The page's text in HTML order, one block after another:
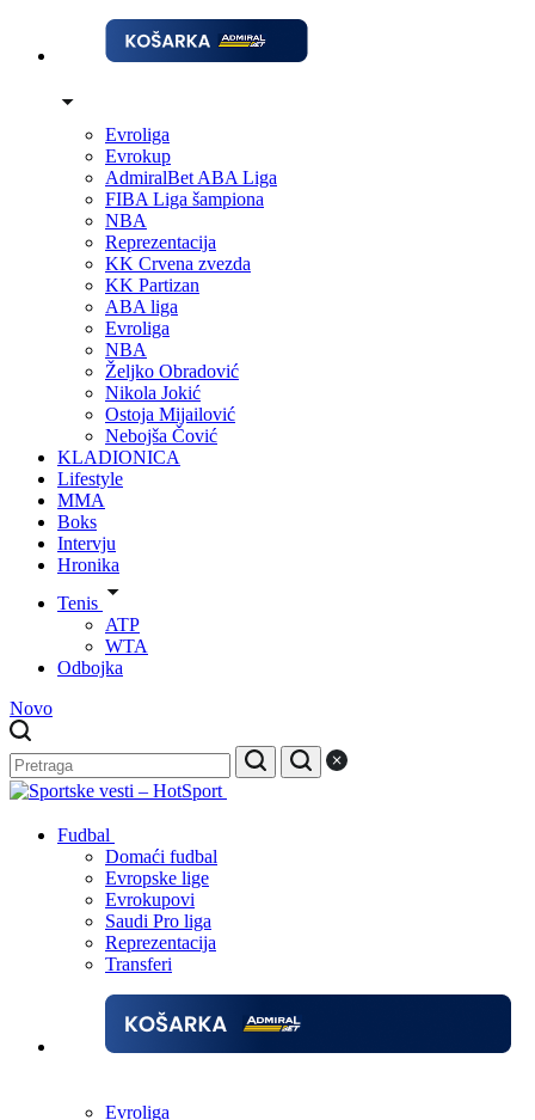
Evroliga
Evrokup
AdmiralBet ABA Liga
FIBA Liga šampiona
NBA
Reprezentacija
KK Crvena zvezda
KK Partizan
ABA liga
Evroliga
NBA
Željko Obradović
Nikola Jokić
Ostoja Mijailović
Nebojša Čović
KLADIONICA
Lifestyle
MMA
Boks
Intervju
Hronika
Tenis
ATP
WTA
Odbojka
Novo
Fudbal
Domaći fudbal
Evropske lige
Evrokupovi
Saudi Pro liga
Reprezentacija
Transferi
Evroliga